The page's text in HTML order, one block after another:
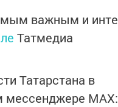
важным и
Татмедиа
Татарстана в
мессенджере MАХ: